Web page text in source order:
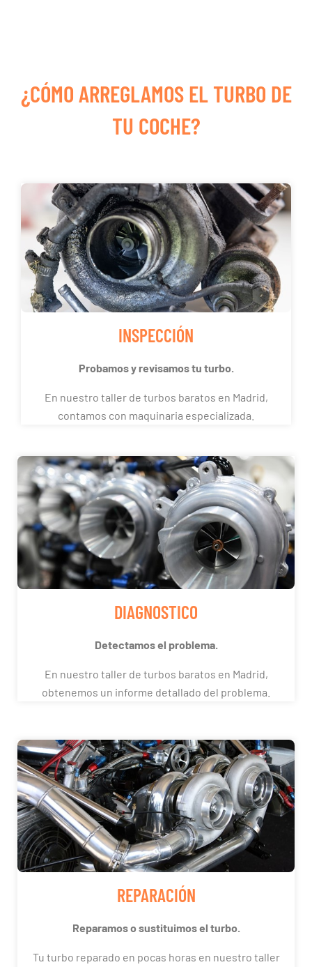
¿CÓMO ARREGLAMOS EL TURBO DE
TU COCHE?
INSPECCIÓN
Probamos y revisamos tu turbo.
En nuestro taller de turbos baratos en Madrid,
contamos con maquinaria especializada.
DIAGNOSTICO
Detectamos el problema.
En nuestro taller de turbos baratos en Madrid,
obtenemos un informe detallado del problema.
REPARACIÓN
Reparamos o sustituimos el turbo.
Tu turbo reparado en pocas horas en nuestro taller